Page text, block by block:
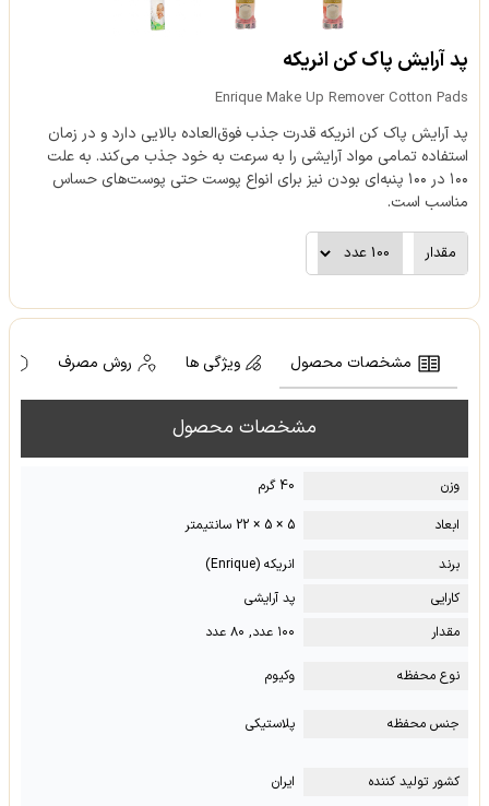
پد آرایش پاک کن انریکه
Enrique Make Up Remover Cotton Pads
پد آرایش پاک کن انریکه قدرت جذب فوق‌العاده بالایی دارد و در زمان
استفاده تمامی مواد آرایشی را به سرعت به خود جذب می‌کند. به علت
۱۰۰ در ۱۰۰ پنبه‌ای بودن نیز برای انواع پوست حتی پوست‌های حساس
مناسب است.
مقدار
مشخصات محصول ویژگی ها روش مصرف
مشخصات محصول
وزن
40 گرم
ابعاد
5 × 5 × 22 سانتیمتر
برند
انریکه (Enrique)
کارایی
پد آرایشی
مقدار
۱۰۰ عدد, ۸۰ عدد
نوع محفظه وکیوم
جنس محفظه پلاستیکی
کشور تولید کننده ایران